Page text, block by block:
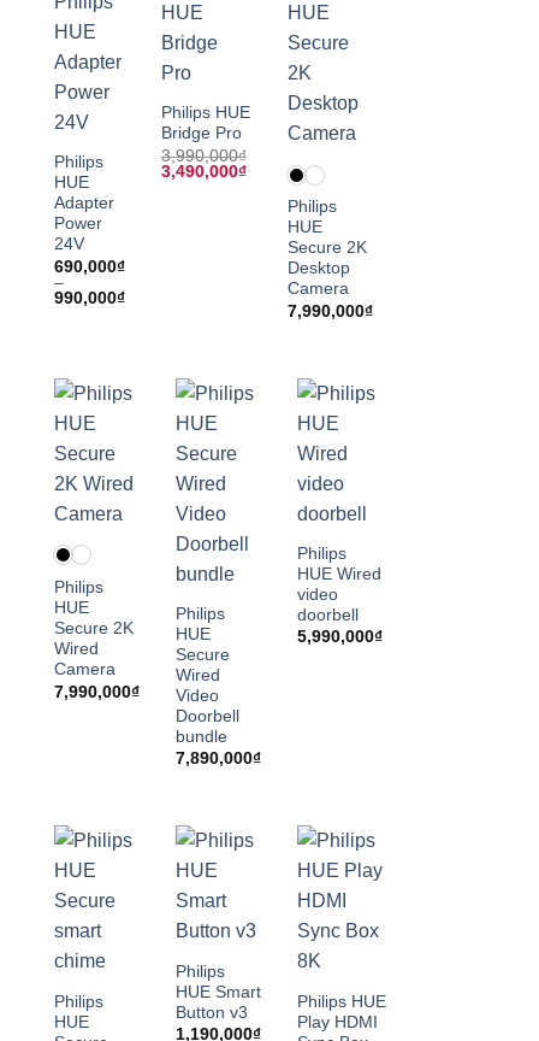
Philips
HUE
Adapter
Power
24V
690,000₫
–
990,000₫Khoảng
990,000₫
Philips HUE
Bridge Pro
3,990,000₫
Giá
gốc
3,490,000₫Giá
3,490,000₫.
Philips
HUE
Secure 2K
Desktop
Camera
7,990,000₫
Philips
HUE
Secure 2K
Wired
Camera
7,990,000₫
Philips
HUE
Secure
Wired
Video
Doorbell
bundle
7,890,000₫
Philips
HUE Wired
video
doorbell
5,990,000₫
Philips
HUE
Philips
HUE Smart
Button v3
1,190,000₫
Philips HUE
Play HDMI